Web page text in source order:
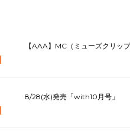
【AAA】MC（ミューズクリップ
8/28(水)発売「with10月号」